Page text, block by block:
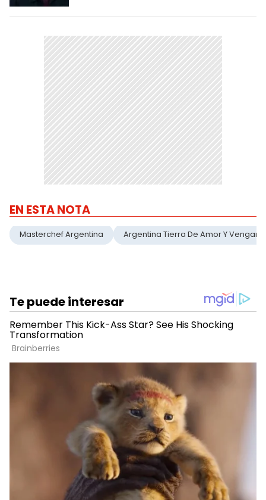
EN ESTA NOTA
Masterchef Argentina Argentina Tierra De Amor Y